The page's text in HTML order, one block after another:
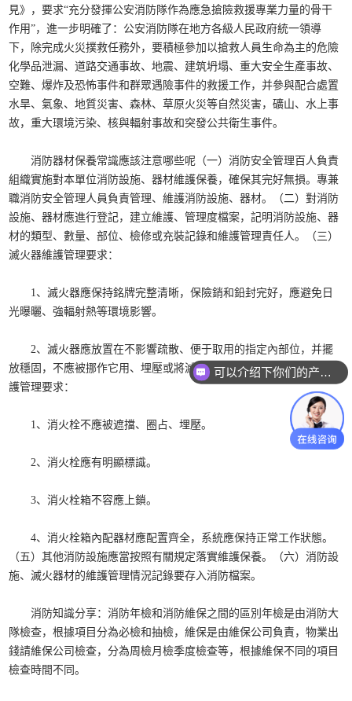
見》，要求“充分發揮公安消防隊作為應急搶險救援專業力量的骨干
作用”，進一步明確了：公安消防隊在地方各級人民政府統一領導
下，除完成火災撲救任務外，要積極參加以搶救人員生命為主的危險
化學品泄漏、道路交通事故、地震、建筑坍塌、重大安全生產事故、
空難、爆炸及恐怖事件和群眾遇險事件的救援工作，并參與配合處置
水旱、氣象、地質災害、森林、草原火災等自然災害，礦山、水上事
故，重大環境污染、核與輻射事故和突發公共衛生事件。
消防器材保養常識應該注意哪些呢（一）消防安全管理百人負責
組織實施對本單位消防設施、器材維護保養，確保其完好無損。專兼
職消防安全管理人員負責管理、維護消防設施、器材。（二）對消防
設施、器材應進行登記，建立維護、管理度檔案，記明消防設施、器
材的類型、數量、部位、檢修或充裝記錄和維護管理責任人。（三）
滅火器維護管理要求：
1、滅火器應保持銘牌完整清晰，保險銷和鉛封完好，應避免日
光曝曬、強輻射熱等環境影響。
2、滅火器應放置在不影響疏散、便于取用的指定內部位，并擺
放穩固，不應被挪作它用、埋壓或將滅火器箱鎖閉。（四）消火栓維
護管理要求：
1、消火栓不應被遮擋、圈占、埋壓。
2、消火栓應有明顯標識。
3、消火栓箱不容應上鎖。
4、消火栓箱內配器材應配置齊全，系統應保持正常工作狀態。
（五）其他消防設施應當按照有關規定落實維護保養。（六）消防設
施、滅火器材的維護管理情況記錄要存入消防檔案。
消防知識分享：消防年檢和消防維保之間的區別年檢是由消防大
隊檢查，根據項目分為必檢和抽檢，維保是由維保公司負責，物業出
錢請維保公司檢查，分為周檢月檢季度檢查等，根據維保不同的項目
檢查時間不同。
可以介绍下你们的产品么？